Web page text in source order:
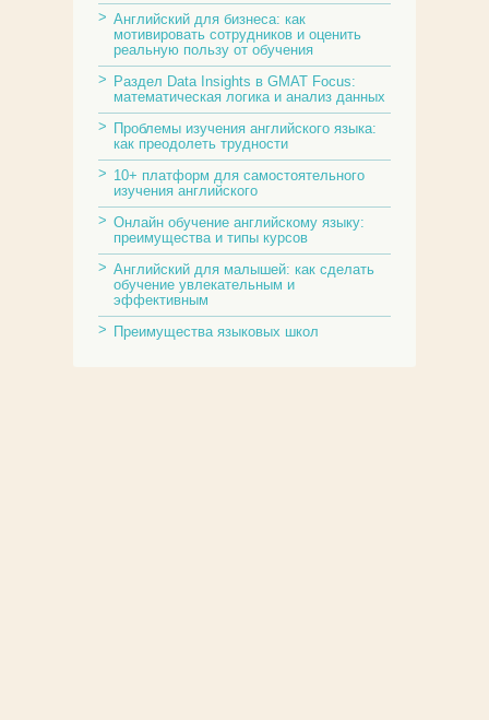
Английский для бизнеса: как
мотивировать сотрудников и оценить
реальную пользу от обучения
Раздел Data Insights в GMAT Focus:
математическая логика и анализ данных
Проблемы изучения английского языка:
как преодолеть трудности
10+ платформ для самостоятельного
изучения английского
Онлайн обучение английскому языку:
преимущества и типы курсов
Английский для малышей: как сделать
обучение увлекательным и
эффективным
Преимущества языковых школ